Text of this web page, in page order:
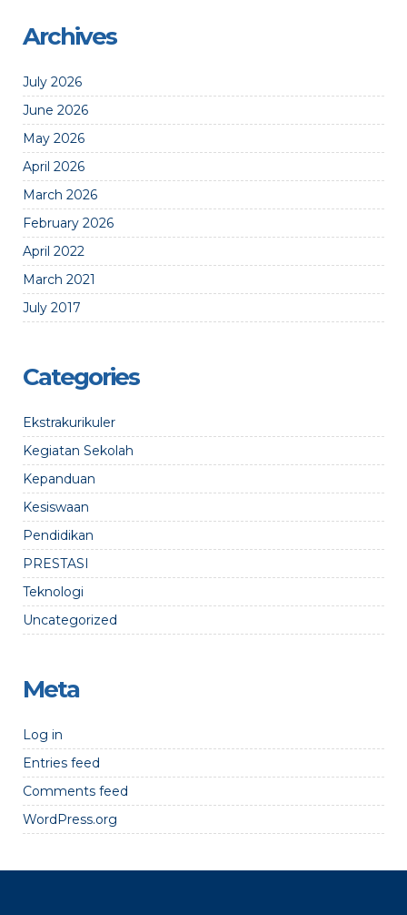
Archives
July 2026
June 2026
May 2026
April 2026
March 2026
February 2026
April 2022
March 2021
July 2017
Categories
Ekstrakurikuler
Kegiatan Sekolah
Kepanduan
Kesiswaan
Pendidikan
PRESTASI
Teknologi
Uncategorized
Meta
Log in
Entries feed
Comments feed
WordPress.org